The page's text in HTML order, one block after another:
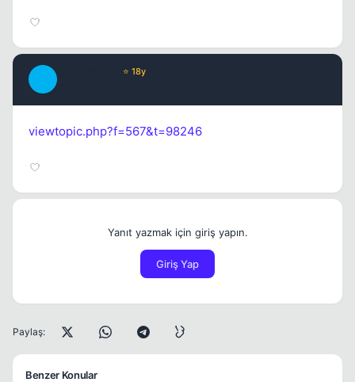
⭐ 18y
viewtopic.php?f=567&t=98246
Yanıt yazmak için giriş yapın.
Giriş Yap
Paylaş:
Benzer Konular